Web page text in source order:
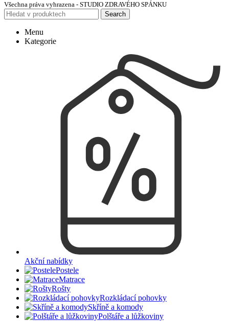
Všechna práva vyhrazena - STUDIO ZDRAVÉHO SPÁNKU
Search
Menu
Kategorie
Akční nabídky
Postele
Matrace
Rošty
Rozkládací pohovky
Skříně a komody
Polštáře a lůžkoviny